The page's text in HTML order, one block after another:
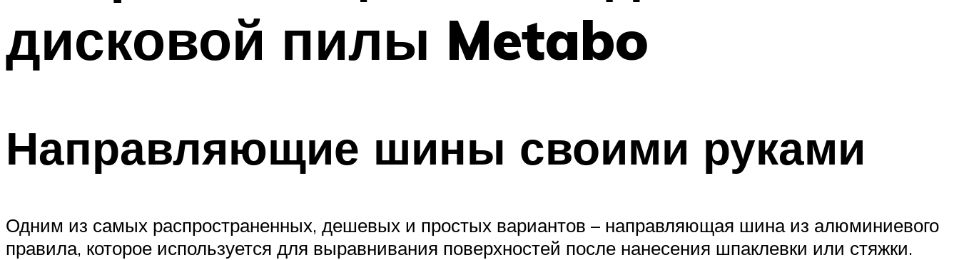
дисковой пилы Metabo
Направляющие шины своими руками
Одним из самых распространенных, дешевых и простых вариантов – направляющая шина из алюминиевого
правила, которое используется для выравнивания поверхностей после нанесения шпаклевки или стяжки.